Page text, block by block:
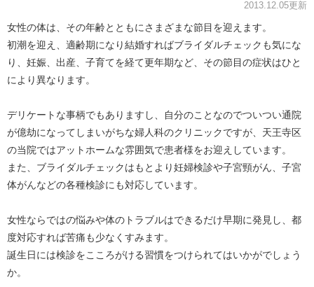
2013.12.05更新
女性の体は、その年齢とともにさまざまな節目を迎えます。
初潮を迎え、適齢期になり結婚すればブライダルチェックも気にな
り、妊娠、出産、子育てを経て更年期など、その節目の症状はひと
により異なります。
デリケートな事柄でもありますし、自分のことなのでついつい通院
が億劫になってしまいがちな婦人科のクリニックですが、天王寺区
の当院ではアットホームな雰囲気で患者様をお迎えしています。
また、ブライダルチェックはもとより妊婦検診や子宮頸がん、子宮
体がんなどの各種検診にも対応しています。
女性ならではの悩みや体のトラブルはできるだけ早期に発見し、都
度対応すれば苦痛も少なくすみます。
誕生日には検診をこころがける習慣をつけられてはいかがでしょう
か。